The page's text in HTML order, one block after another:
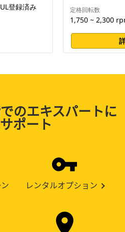
登録済み
定格回転数
1,750 ~ 2,300
のエキスパートに
ポート
レンタルオプション